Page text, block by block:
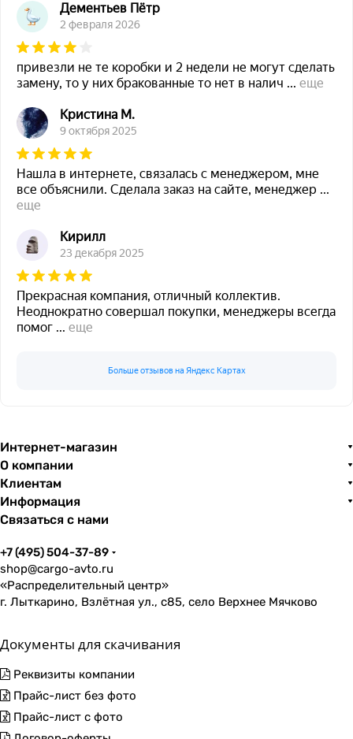
Дементьев Пётр
2 февраля 2026
привезли не те коробки и 2 недели не могут сделать
замену, то у них бракованные то нет в налич ... еще
Кристина М.
9 октября 2025
Нашла в интернете, связалась с менеджером, мне
все объяснили. Сделала заказ на сайте, менеджер ...
еще
Кирилл
23 декабря 2025
Прекрасная компания, отличный коллектив.
Неоднократно совершал покупки, менеджеры всегда
помог ... еще
Больше отзывов на Яндекс Картах
Интернет-магазин
О компании
Клиентам
Информация
Связаться с нами
+7 (495) 504-37-89
shop@cargo-avto.ru
«Распределительный центр»
г. Лыткарино, Взлётная ул., с85, село Верхнее Мячково
Документы для скачивания
Реквизиты компании
Прайс-лист без фото
Прайс-лист с фото